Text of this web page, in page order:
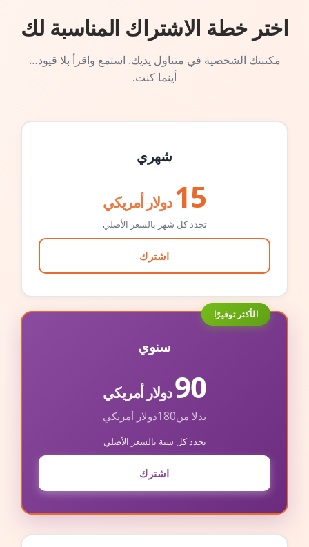
اختر خطة الاشتراك المناسبة لك
مكتبتك الشخصية في متناول يديك. استمع واقرأ بلا قيود…
أينما كنت.
شهري
15 دولار أمريكي
تجدد كل شهر بالسعر الأصلي
اشترك
الأكثر توفيرًا
سنوي
90دولار أمريكي
بدلا من180دولار أمريكي
تجدد كل سنة بالسعر الأصلي
اشترك